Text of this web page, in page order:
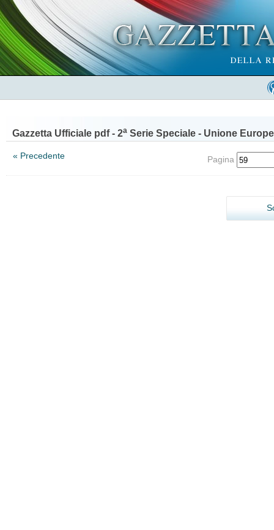
Gazzetta Ufficiale pdf - 2a Serie Speciale - Unione
« Precedente Pagina